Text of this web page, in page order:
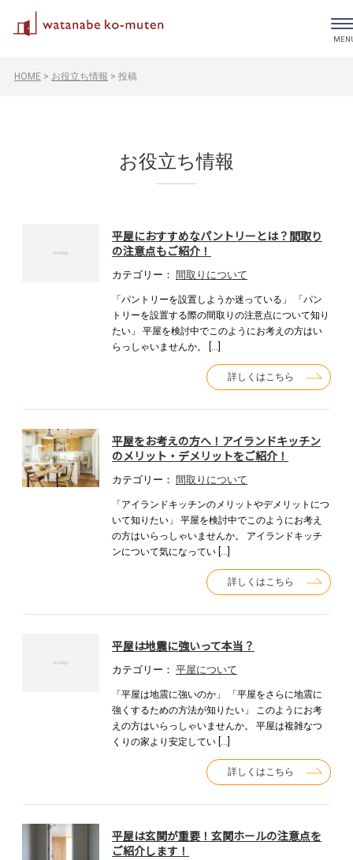
HOME > お役立ち情報 > 投稿
お役立ち情報
平屋におすすめなパントリーとは？間取り
の注意点もご紹介！
カテゴリー： 間取りについて
「パントリーを設置しようか迷っている」 「パン
トリーを設置する際の間取りの注意点について知り
たい」 平屋を検討中でこのようにお考えの方はい
らっしゃいませんか。 […]
詳しくはこちら
平屋をお考えの方へ！アイランドキッチン
のメリット・デメリットをご紹介！
カテゴリー： 間取りについて
「アイランドキッチンのメリットやデメリットにつ
いて知りたい」 平屋を検討中でこのようにお考え
の方はいらっしゃいませんか。 アイランドキッチ
ンについて気になってい […]
詳しくはこちら
平屋は地震に強いって本当？
カテゴリー： 平屋について
「平屋は地震に強いのか」 「平屋をさらに地震に
強くするための方法が知りたい」 このようにお考
えの方はいらっしゃいませんか。 平屋は複雑なつ
くりの家より安定してい […]
詳しくはこちら
平屋は玄関が重要！玄関ホールの注意点を
ご紹介します！